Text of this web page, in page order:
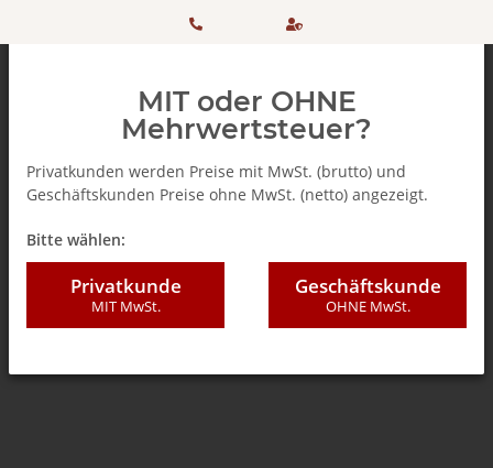
+ 49
506 98
einkaufen
SSL
MIT oder OHNE
Mehrwertsteuer?
Privatkunden werden Preise mit MwSt. (brutto) und
Geschäftskunden Preise ohne MwSt. (netto) angezeigt.
Bitte wählen:
Privatkunde
MIT MwSt.
Geschäftskunde
OHNE MwSt.